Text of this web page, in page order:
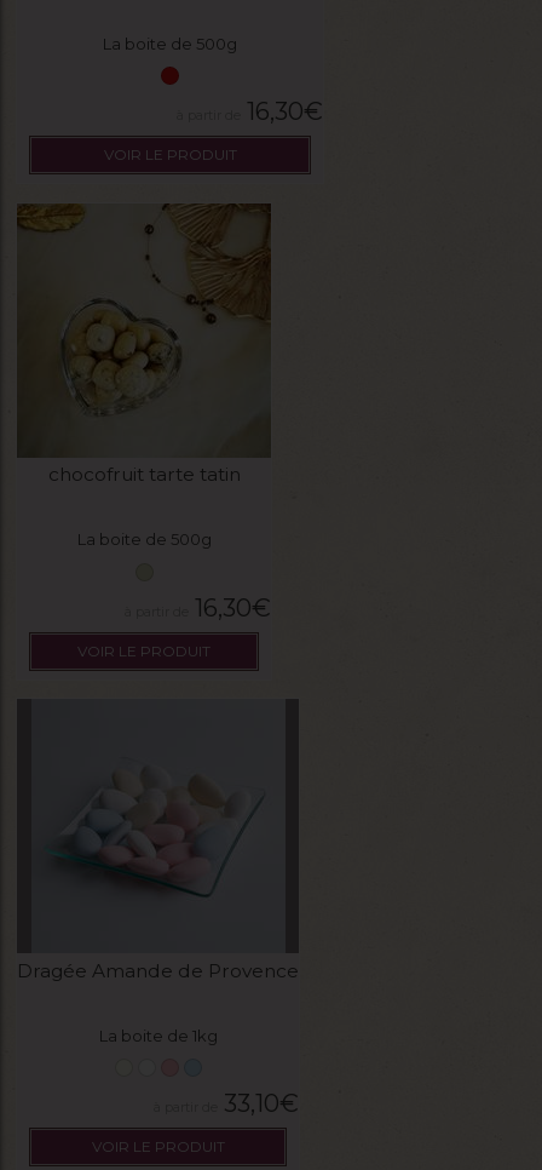
La boite de 500g
16,30€
VOIR LE PRODUIT
chocofruit tarte tatin
La boite de 500g
16,30€
VOIR LE PRODUIT
Dragée Amande de Provence
La boite de 1kg
33,10€
VOIR LE PRODUIT